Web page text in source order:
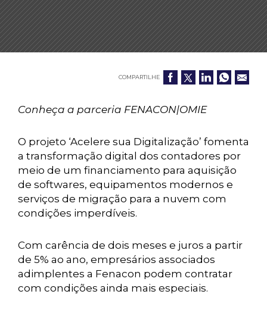
COMPARTILHE
Conheça a parceria FENACON|OMIE
O projeto ‘Acelere sua Digitalização’ fomenta
a transformação digital dos contadores por
meio de um financiamento para aquisição
de softwares, equipamentos modernos e
serviços de migração para a nuvem com
condições imperdíveis.
Com carência de dois meses e juros a partir
de 5% ao ano, empresários associados
adimplentes a Fenacon podem contratar
com condições ainda mais especiais.